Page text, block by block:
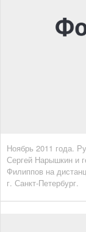
Ноябрь 2011 года.
Сергей Нарышкин и
Филиппов на
г. Санкт-Петербург.